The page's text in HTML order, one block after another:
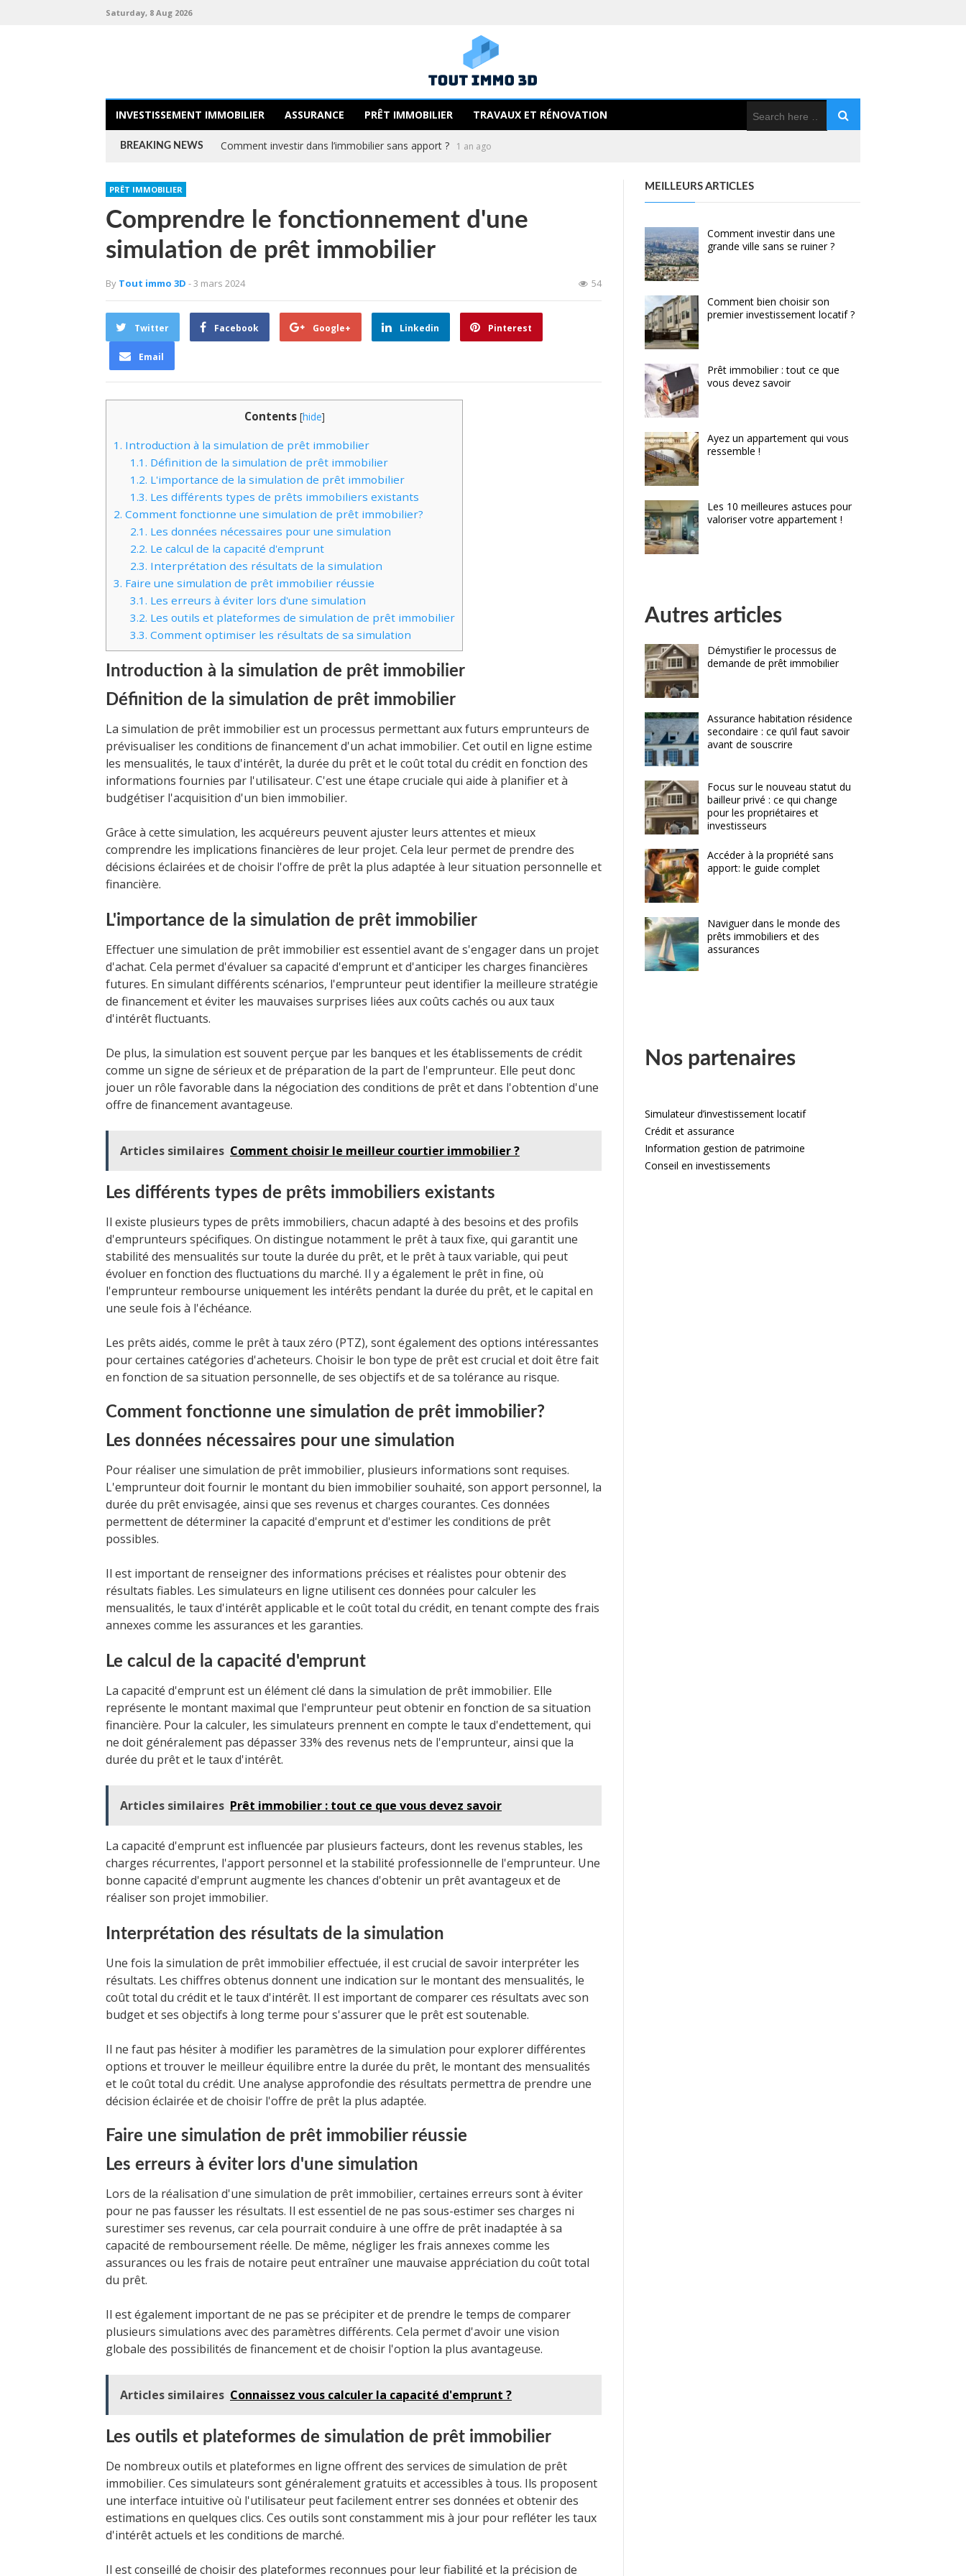
Saturday, 8 Aug 2026
INVESTISSEMENT IMMOBILIER ASSURANCE PRÊT IMMOBILIER TRAVAUX ET RÉNOVATION
BREAKING NEWS Comment investir dans l’immobilier sans apport ? 1 an ago
PRÊT IMMOBILIER
Comprendre le fonctionnement d'une
simulation de prêt immobilier
By Tout immo 3D - 3 mars 2024 54
Twitter Facebook Google+ Linkedin Pinterest
Email
Contents [hide]
1. Introduction à la simulation de prêt immobilier
1.1. Définition de la simulation de prêt immobilier
1.2. L'importance de la simulation de prêt immobilier
1.3. Les différents types de prêts immobiliers existants
2. Comment fonctionne une simulation de prêt immobilier?
2.1. Les données nécessaires pour une simulation
2.2. Le calcul de la capacité d'emprunt
2.3. Interprétation des résultats de la simulation
3. Faire une simulation de prêt immobilier réussie
3.1. Les erreurs à éviter lors d'une simulation
3.2. Les outils et plateformes de simulation de prêt immobilier
3.3. Comment optimiser les résultats de sa simulation
Introduction à la simulation de prêt immobilier
Définition de la simulation de prêt immobilier
La simulation de prêt immobilier est un processus permettant aux futurs emprunteurs de
prévisualiser les conditions de financement d'un achat immobilier. Cet outil en ligne estime
les mensualités, le taux d'intérêt, la durée du prêt et le coût total du crédit en fonction des
informations fournies par l'utilisateur. C'est une étape cruciale qui aide à planifier et à
budgétiser l'acquisition d'un bien immobilier.
Grâce à cette simulation, les acquéreurs peuvent ajuster leurs attentes et mieux
comprendre les implications financières de leur projet. Cela leur permet de prendre des
décisions éclairées et de choisir l'offre de prêt la plus adaptée à leur situation personnelle et
financière.
L'importance de la simulation de prêt immobilier
Effectuer une simulation de prêt immobilier est essentiel avant de s'engager dans un projet
d'achat. Cela permet d'évaluer sa capacité d'emprunt et d'anticiper les charges financières
futures. En simulant différents scénarios, l'emprunteur peut identifier la meilleure stratégie
de financement et éviter les mauvaises surprises liées aux coûts cachés ou aux taux
d'intérêt fluctuants.
De plus, la simulation est souvent perçue par les banques et les établissements de crédit
comme un signe de sérieux et de préparation de la part de l'emprunteur. Elle peut donc
jouer un rôle favorable dans la négociation des conditions de prêt et dans l'obtention d'une
offre de financement avantageuse.
Articles similaires Comment choisir le meilleur courtier immobilier ?
Les différents types de prêts immobiliers existants
Il existe plusieurs types de prêts immobiliers, chacun adapté à des besoins et des profils
d'emprunteurs spécifiques. On distingue notamment le prêt à taux fixe, qui garantit une
stabilité des mensualités sur toute la durée du prêt, et le prêt à taux variable, qui peut
évoluer en fonction des fluctuations du marché. Il y a également le prêt in fine, où
l'emprunteur rembourse uniquement les intérêts pendant la durée du prêt, et le capital en
une seule fois à l'échéance.
Les prêts aidés, comme le prêt à taux zéro (PTZ), sont également des options intéressantes
pour certaines catégories d'acheteurs. Choisir le bon type de prêt est crucial et doit être fait
en fonction de sa situation personnelle, de ses objectifs et de sa tolérance au risque.
Comment fonctionne une simulation de prêt immobilier?
Les données nécessaires pour une simulation
Pour réaliser une simulation de prêt immobilier, plusieurs informations sont requises.
L'emprunteur doit fournir le montant du bien immobilier souhaité, son apport personnel, la
durée du prêt envisagée, ainsi que ses revenus et charges courantes. Ces données
permettent de déterminer la capacité d'emprunt et d'estimer les conditions de prêt
possibles.
Il est important de renseigner des informations précises et réalistes pour obtenir des
résultats fiables. Les simulateurs en ligne utilisent ces données pour calculer les
mensualités, le taux d'intérêt applicable et le coût total du crédit, en tenant compte des frais
annexes comme les assurances et les garanties.
Le calcul de la capacité d'emprunt
La capacité d'emprunt est un élément clé dans la simulation de prêt immobilier. Elle
représente le montant maximal que l'emprunteur peut obtenir en fonction de sa situation
financière. Pour la calculer, les simulateurs prennent en compte le taux d'endettement, qui
ne doit généralement pas dépasser 33% des revenus nets de l'emprunteur, ainsi que la
durée du prêt et le taux d'intérêt.
Articles similaires Prêt immobilier : tout ce que vous devez savoir
La capacité d'emprunt est influencée par plusieurs facteurs, dont les revenus stables, les
charges récurrentes, l'apport personnel et la stabilité professionnelle de l'emprunteur. Une
bonne capacité d'emprunt augmente les chances d'obtenir un prêt avantageux et de
réaliser son projet immobilier.
Interprétation des résultats de la simulation
Une fois la simulation de prêt immobilier effectuée, il est crucial de savoir interpréter les
résultats. Les chiffres obtenus donnent une indication sur le montant des mensualités, le
coût total du crédit et le taux d'intérêt. Il est important de comparer ces résultats avec son
budget et ses objectifs à long terme pour s'assurer que le prêt est soutenable.
Il ne faut pas hésiter à modifier les paramètres de la simulation pour explorer différentes
options et trouver le meilleur équilibre entre la durée du prêt, le montant des mensualités
et le coût total du crédit. Une analyse approfondie des résultats permettra de prendre une
décision éclairée et de choisir l'offre de prêt la plus adaptée.
Faire une simulation de prêt immobilier réussie
Les erreurs à éviter lors d'une simulation
Lors de la réalisation d'une simulation de prêt immobilier, certaines erreurs sont à éviter
pour ne pas fausser les résultats. Il est essentiel de ne pas sous-estimer ses charges ni
surestimer ses revenus, car cela pourrait conduire à une offre de prêt inadaptée à sa
capacité de remboursement réelle. De même, négliger les frais annexes comme les
assurances ou les frais de notaire peut entraîner une mauvaise appréciation du coût total
du prêt.
Il est également important de ne pas se précipiter et de prendre le temps de comparer
plusieurs simulations avec des paramètres différents. Cela permet d'avoir une vision
globale des possibilités de financement et de choisir l'option la plus avantageuse.
Articles similaires Connaissez vous calculer la capacité d'emprunt ?
Les outils et plateformes de simulation de prêt immobilier
De nombreux outils et plateformes en ligne offrent des services de simulation de prêt
immobilier. Ces simulateurs sont généralement gratuits et accessibles à tous. Ils proposent
une interface intuitive où l'utilisateur peut facilement entrer ses données et obtenir des
estimations en quelques clics. Ces outils sont constamment mis à jour pour refléter les taux
d'intérêt actuels et les conditions de marché.
Il est conseillé de choisir des plateformes reconnues pour leur fiabilité et la précision de
MEILLEURS ARTICLES
Comment investir dans une
grande ville sans se ruiner ?
Comment bien choisir son
premier investissement locatif ?
Prêt immobilier : tout ce que
vous devez savoir
Ayez un appartement qui vous
ressemble !
Les 10 meilleures astuces pour
valoriser votre appartement !
Autres articles
Démystifier le processus de
demande de prêt immobilier
Assurance habitation résidence
secondaire : ce qu’il faut savoir
avant de souscrire
Focus sur le nouveau statut du
bailleur privé : ce qui change
pour les propriétaires et
investisseurs
Accéder à la propriété sans
apport: le guide complet
Naviguer dans le monde des
prêts immobiliers et des
assurances
Nos partenaires
Simulateur d’investissement locatif
Crédit et assurance
Information gestion de patrimoine
Conseil en investissements